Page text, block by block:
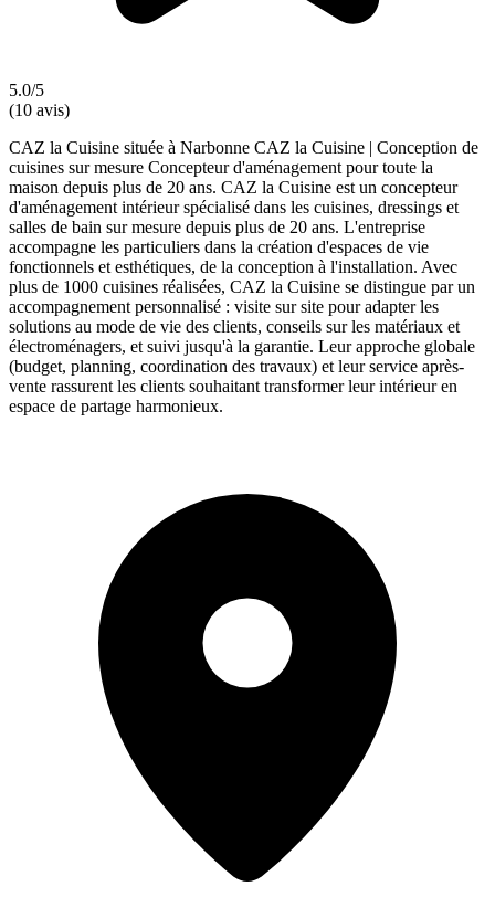
5.0/5
(10 avis)
CAZ la Cuisine située à Narbonne CAZ la Cuisine | Conception de
cuisines sur mesure Concepteur d'aménagement pour toute la
maison depuis plus de 20 ans. CAZ la Cuisine est un concepteur
d'aménagement intérieur spécialisé dans les cuisines, dressings et
salles de bain sur mesure depuis plus de 20 ans. L'entreprise
accompagne les particuliers dans la création d'espaces de vie
fonctionnels et esthétiques, de la conception à l'installation. Avec
plus de 1000 cuisines réalisées, CAZ la Cuisine se distingue par un
accompagnement personnalisé : visite sur site pour adapter les
solutions au mode de vie des clients, conseils sur les matériaux et
électroménagers, et suivi jusqu'à la garantie. Leur approche globale
(budget, planning, coordination des travaux) et leur service après-
vente rassurent les clients souhaitant transformer leur intérieur en
espace de partage harmonieux.